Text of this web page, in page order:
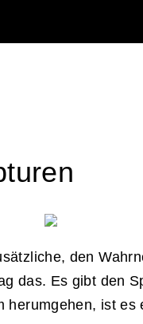
den
das. Es gibt den
herumgehen, ist